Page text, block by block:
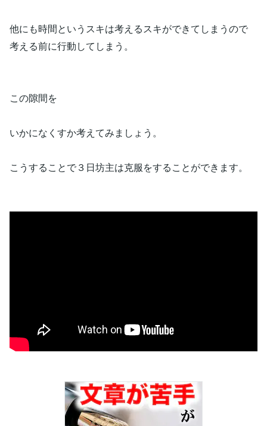
他にも時間というスキは考えるスキができてしまうので
考える前に行動してしまう。
この隙間を
いかになくすか考えてみましょう。
こうすることで３日坊主は克服をすることができます。